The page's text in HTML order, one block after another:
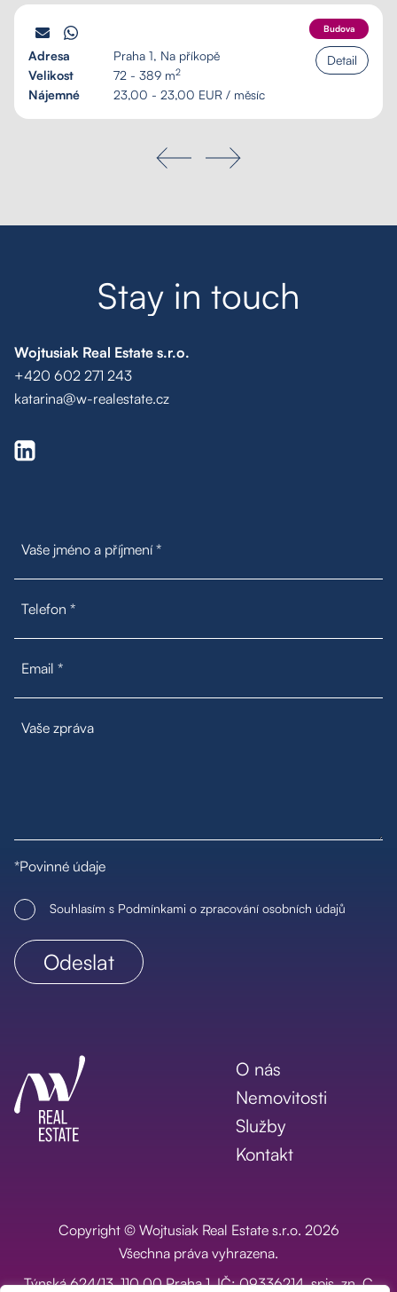
Moje oblíbené
Budova
Adresa
Praha 1, Na příkopě
Velikost
72 - 389 m2
Nájemné 23,00 - 23,00 EUR / měsíc
Detail
Stay in touch
Wojtusiak Real Estate s.r.o.
+420 602 271 243
katarina@w-realestate.cz
*Povinné údaje
Souhlasím s Podmínkami o zpracování osobních údajů
O nás
Nemovitosti
Služby
Kontakt
Copyright © Wojtusiak Real Estate s.r.o. 2026
Všechna práva vyhrazena.
Týnská 624/13, 110 00 Praha 1, IČ: 09336214, spis. zn. C